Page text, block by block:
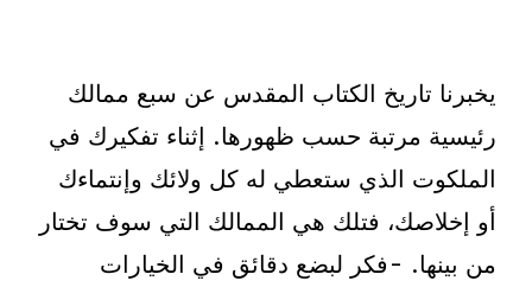
يخبرنا تاريخ الكتاب المقدس عن سبع ممالك
رئيسية مرتبة حسب ظهورها. إثناء تفكيرك في
الملكوت الذي ستعطي له كل ولائك وإنتماءك
أو إخلاصك، فتلك هي الممالك التي سوف تختار
من بينها. -فكر لبضع دقائق في الخيارات